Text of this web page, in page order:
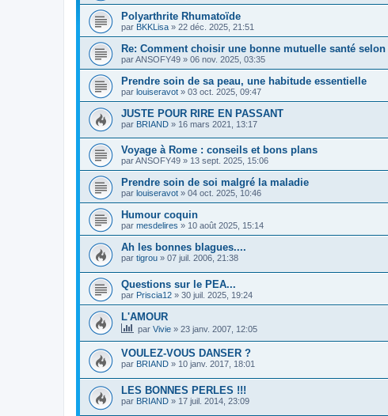
Polyarthrite Rhumatoïde
par BKKLisa » 22 déc. 2025, 21:51
Re: Comment choisir une bonne mutuelle santé
parANSOFY49 » 06 nov. 2025, 03:35
Prendre soin de sa peau, une habitude essentielle
par louiseravot » 03 oct. 2025, 09:47
JUSTE POUR RIRE EN PASSANT
par BRIAND » 16 mars 2021, 13:17
Voyage à Rome : conseils et bons plans
parANSOFY49 » 13 sept. 2025, 15:06
Prendre soin de soi malgré la maladie
par louiseravot » 04 oct. 2025, 10:46
Humour coquin
par mesdelires » 10 août 2025, 15:14
Ah les bonnes blagues....
par tigrou » 07 juil. 2006, 21:38
Questions sur le PEA...
par Priscia12 » 30 juil. 2025, 19:24
L'AMOUR
par Vivie » 23 janv. 2007, 12:05
VOULEZ-VOUS DANSER ?
par BRIAND » 10 janv. 2017, 18:01
LES BONNES PERLES !!!
par BRIAND » 17 juil. 2014, 23:09